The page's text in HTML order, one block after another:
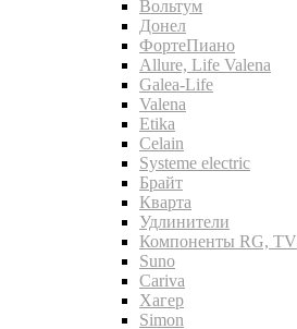
Вольтум
Донел
ФортеПиано
Allure, Life Valena
Galea-Life
Valena
Etika
Celain
Systeme electric
Брайт
Кварта
Удлинители
Компоненты RG, TV
Suno
Cariva
Хагер
Simon